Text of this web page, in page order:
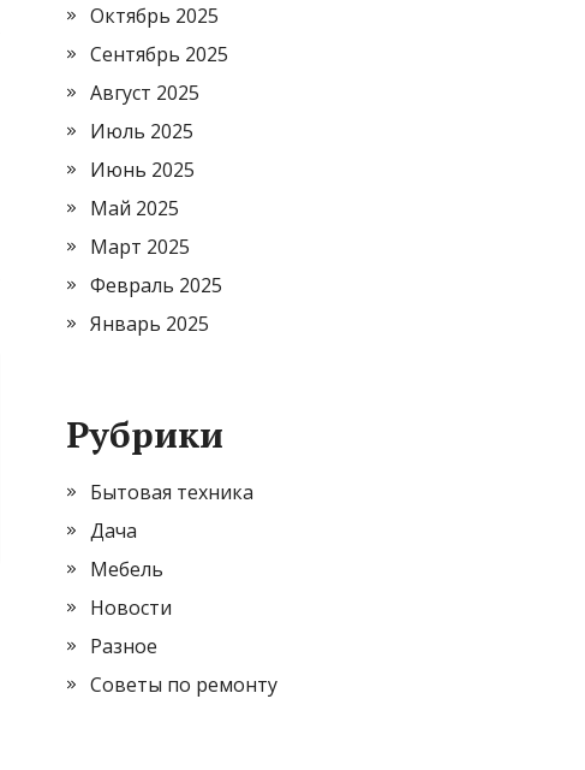
Октябрь 2025
Сентябрь 2025
Август 2025
Июль 2025
Июнь 2025
Май 2025
Март 2025
Февраль 2025
Январь 2025
Рубрики
Бытовая техника
Дача
Мебель
Новости
Разное
Советы по ремонту